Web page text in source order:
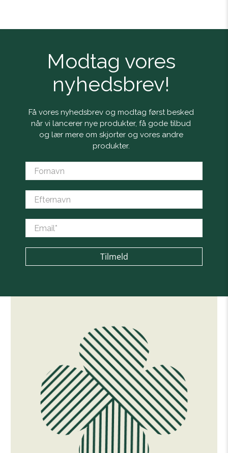
Modtag vores
nyhedsbrev!
Få vores nyhedsbrev og modtag først besked
når vi lancerer nye produkter, få gode tilbud
og lær mere om skjorter og vores andre
produkter.
Fornavn
Efternavn
Email*
Tilmeld